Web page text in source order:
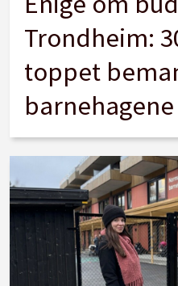
Trondheim:
toppet
barnehagene